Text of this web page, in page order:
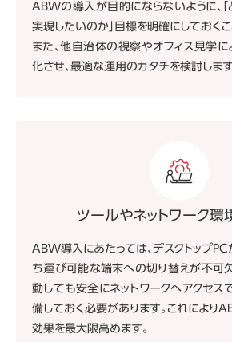
ABWの導入が目的にならないように、
実現したいのか」目標を明確にしておく
また、他自治体の視察やオフィス見学
化させ、最適な運用のカタチを検討します
ツールやネットワーク環
ABW導入にあたっては、デスクトップPC
ち運び可能な端末への切り替えが不可
動しても安全にネットワークへアクセス
備しておく必要があります。これにより
効果を最大限高めます。